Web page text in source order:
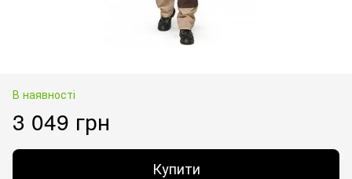
В наявності
3 049 грн
Купити